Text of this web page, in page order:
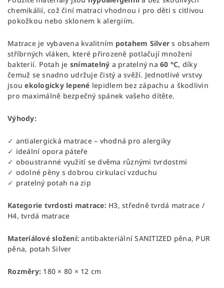
chemikálií, což činí matraci vhodnou i pro děti s citlivou
pokožkou nebo sklonem k alergiím.
Matrace je vybavena kvalitním potahem Silver s obsahem
stříbrných vláken, které přirozeně potlačují množení
bakterií. Potah je snímatelný a pratelný na 60 °C, díky
čemuž se snadno udržuje čistý a svěží. Jednotlivé vrstvy
jsouekologicky lepené lepidlem bez zápachu a škodlivin
pro maximálně bezpečný spánek vašeho dítěte.
Výhody:
✓ antialergická matrace – vhodná pro alergiky
✓ ideální opora páteře
✓ oboustranné využití se dvěma různými tvrdostmi
✓ odolné pěny s dobrou cirkulací vzduchu
✓ pratelný potah na zip
Kategorie tvrdosti matrace:H3, středně tvrdá matrace /
H4, tvrdá matrace
Materiálové složení: antibakteriální SANITIZED pěna, PUR
pěna, potah Silver
Rozměry: 180 × 80 × 12 cm